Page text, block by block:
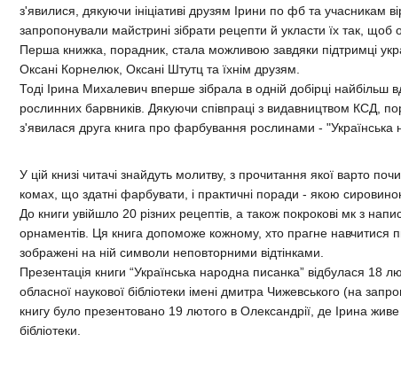
з'явилися, дякуючи ініціативі друзям Ірини по фб та учасникам
запропонували майстрині зібрати рецепти й укласти їх так,
Перша книжка, порадник, стала можливою завдяки підтримці
Оксані Корнелюк, Оксані Штутц та їхнім друзям.
Тоді Ірина Михалевич вперше зібрала в одній добірці найбільш
рослинних барвників. Дякуючи співпраці з видавництвом КСД,
з'явилася друга книга про фарбування рослинами - "Українська
У цій книзі читачі знайдуть молитву, з прочитання якої варто
комах, що здатні фарбувати, і практичні поради - якою
До книги увійшло 20 різних рецептів, а також покрокові мк з
орнаментів. Ця книга допоможе кожному, хто прагне навчитися
зображені на ній символи неповторними відтінками.
Презентація книги “Українська народна писанка” відбулася 18
обласної наукової бібліотеки імені дмитра Чижевського (на
книгу було презентовано 19 лютого в Олександрії, де Ірина
бібліотеки.